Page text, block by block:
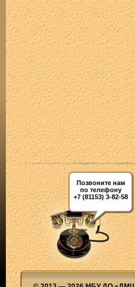
Позвоните нам
по телефону
+7 (81153) 3-82-58